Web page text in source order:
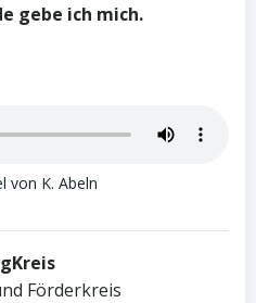
gebe ich mich.
von K. Abeln
Förderkreis